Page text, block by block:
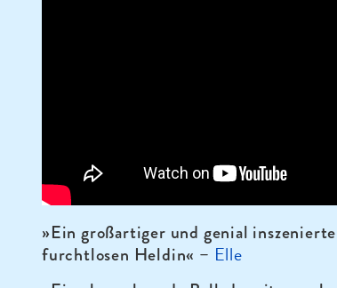
»Ein großartiger und genial
furchtlosen Heldin« – Elle